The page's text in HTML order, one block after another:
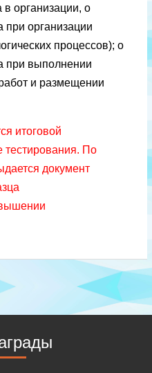
в организации, о
при организации
процессов); о
при выполнении
и размещении
итоговой
тестирования. По
документ